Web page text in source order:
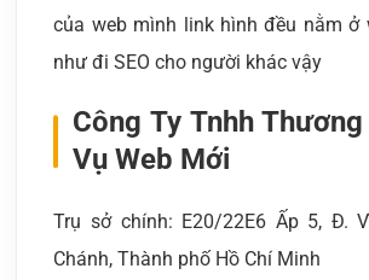
của web mình link hình đều nằm ở
như đi SEO cho người khác vậy
Công Ty Tnhh
Vụ Web Mới
Trụ sở chính: E20/22E6 Ấp 5, Đ.
Chánh, Thành phố Hồ Chí Minh